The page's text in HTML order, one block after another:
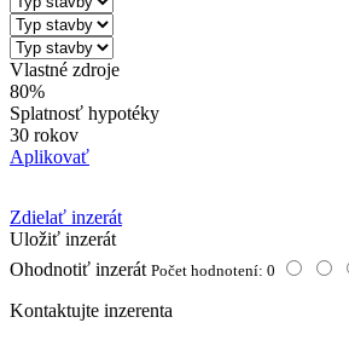
Vlastné zdroje
80%
Splatnosť hypotéky
30 rokov
Aplikovať
Zdielať inzerát
Uložiť inzerát
Ohodnotiť inzerát Počet hodnotení: 0
Kontaktujte inzerenta